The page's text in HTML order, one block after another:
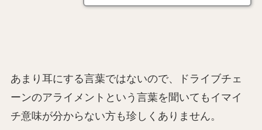
あまり耳にする言葉ではないので、ドライブチェ
ーンのアライメントという言葉を聞いてもイマイ
チ意味が分からない方も珍しくありません。